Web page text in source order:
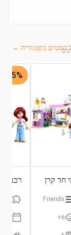
האחרוניםהסטים בקטגוריה ←
חד קרן
Friends
6+
25% -
רכב